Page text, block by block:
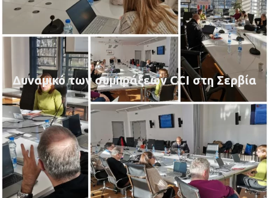
Δυναμικό των συμπράξεων CCI στη Σερβία